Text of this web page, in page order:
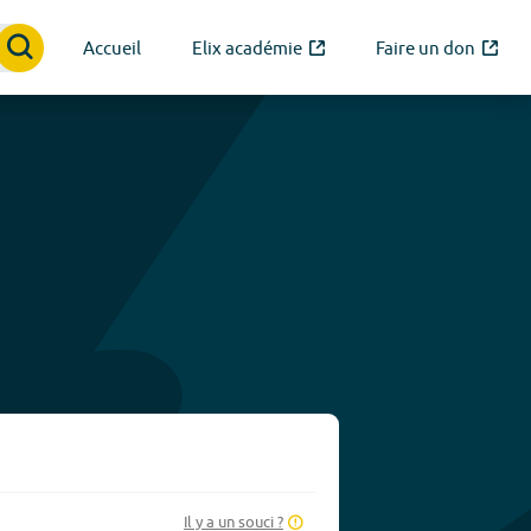
Accueil Elix académie Faire un don
Il y a un souci ?